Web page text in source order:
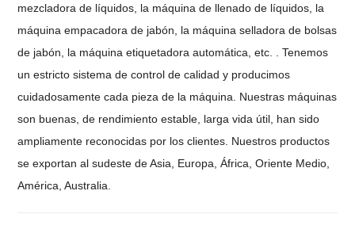
mezcladora de líquidos, la máquina de llenado de líquidos, la
máquina empacadora de jabón, la máquina selladora de bolsas
de jabón, la máquina etiquetadora automática, etc. .Tenemos
un estricto sistema de control de calidad y producimos
cuidadosamente cada pieza de la máquina. Nuestras máquinas
son buenas, de rendimiento estable, larga vida útil, han sido
ampliamente reconocidas por los clientes. Nuestros productos
se exportan al sudeste de Asia, Europa, África, Oriente Medio,
América, Australia.